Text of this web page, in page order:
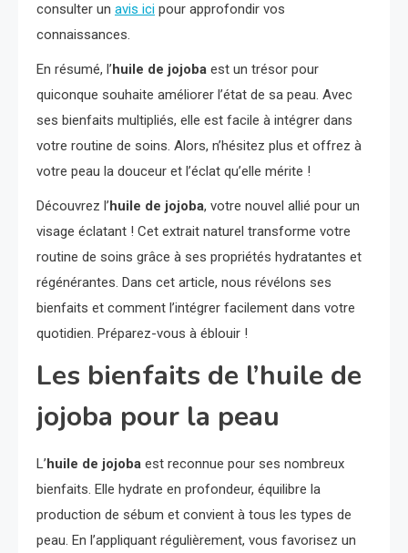
consulter un avis ici pour approfondir vos
connaissances.
En résumé, l’huile de jojoba est un trésor pour
quiconque souhaite améliorer l’état de sa peau. Avec
ses bienfaits multipliés, elle est facile à intégrer dans
votre routine de soins. Alors, n’hésitez plus et offrez à
votre peau la douceur et l’éclat qu’elle mérite !
Découvrez l’huile de jojoba, votre nouvel allié pour un
visage éclatant ! Cet extrait naturel transforme votre
routine de soins grâce à ses propriétés hydratantes et
régénérantes. Dans cet article, nous révélons ses
bienfaits et comment l’intégrer facilement dans votre
quotidien. Préparez-vous à éblouir !
Les bienfaits de l’huile de
jojoba pour la peau
L’huile de jojoba est reconnue pour ses nombreux
bienfaits. Elle hydrate en profondeur, équilibre la
production de sébum et convient à tous les types de
peau. En l’appliquant régulièrement, vous favorisez un